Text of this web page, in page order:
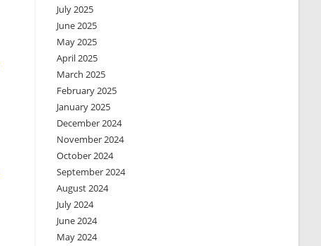
July 2025
June 2025
May 2025
April 2025
March 2025
February 2025
January 2025
December 2024
November 2024
October 2024
September 2024
August 2024
July 2024
June 2024
May 2024